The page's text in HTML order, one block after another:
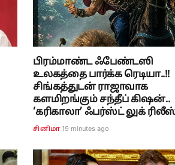
பிரம்மாண்ட ஃபேண்டஸி
உலகத்தை பார்க்க ரெடியா..!!
சிங்கத்துடன் ராஜாவாக
களமிறங்கும் சந்தீப் கிஷன்..
‘கரிகாலா’ ஃபர்ஸ்ட் லுக்
சினிமா 19 minutes ago